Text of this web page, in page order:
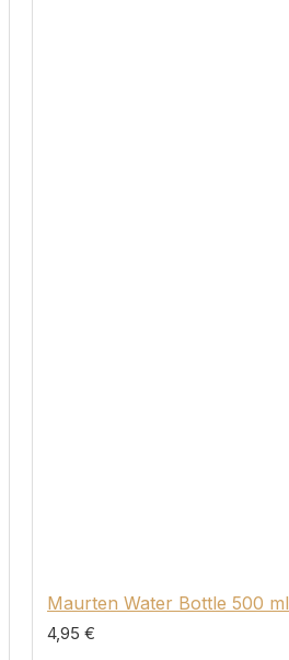
Maurten Water Bottle 500 ml
4,95 €